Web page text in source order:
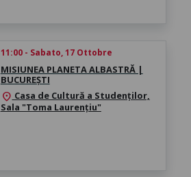
11:00 - Sabato, 17 Ottobre
MISIUNEA PLANETA ALBASTRĂ |
BUCUREȘTI
location_on Casa de Cultură a Studenților,
Sala "Toma Laurențiu"